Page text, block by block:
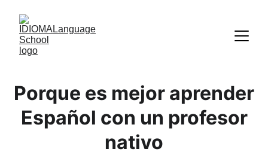
Porque es mejor aprender
Español con un profesor
nativo